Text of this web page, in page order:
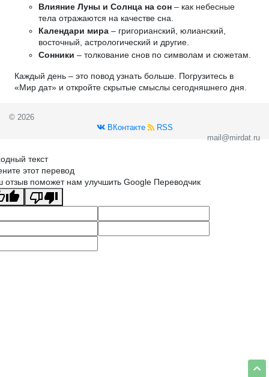
Влияние Луны и Солнца на сон – как небесные
тела отражаются на качестве сна.
Календари мира – григорианский, юлианский,
восточный, астрологический и другие.
Сонники – толкование снов по символам и сюжетам.
Каждый день – это повод узнать больше. Погрузитесь в
«Мир дат» и откройте скрытые смыслы сегодняшнего дня.
© 2026
ВКонтакте
RSS
mail@mirdat.ru
текст
этот перевод
отзыв поможет нам улучшить Google Переводчик